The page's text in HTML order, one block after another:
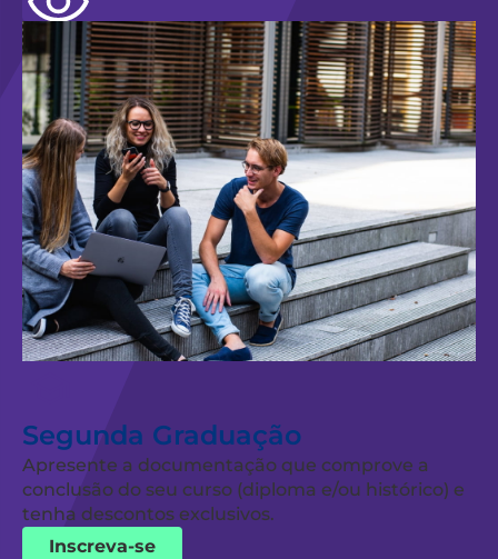
Segunda Graduação
Apresente a documentação que comprove a
conclusão do seu curso (diploma e/ou histórico) e
tenha descontos exclusivos.
Inscreva-se